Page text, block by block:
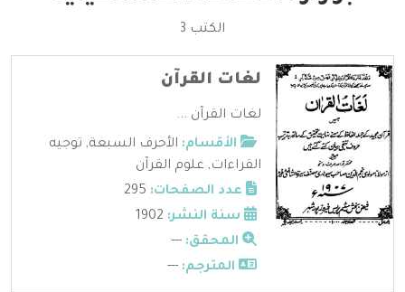
الكتب 3
لغات القرآن
لغات القرآن ...
الأقسام: الأحرف السبعة, توجيه
القراءات, علوم القرآن
عدد الصفحات:
سنة النشر:
المحقق: ---
المترجم: ---